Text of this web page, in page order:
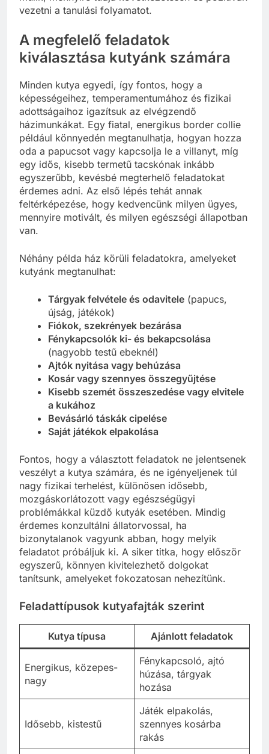
vezetni a tanulási folyamatot.
A megfelelő feladatok
kiválasztása kutyánk számára
Minden kutya egyedi, így fontos, hogy a
képességeihez, temperamentumához és fizikai
adottságaihoz igazítsuk az elvégzendő
házimunkákat. Egy fiatal, energikus border collie
például könnyedén megtanulhatja, hogyan hozza
oda a papucsot vagy kapcsolja le a villanyt, míg
egy idős, kisebb termetű tacskónak inkább
egyszerűbb, kevésbé megterhelő feladatokat
érdemes adni. Az első lépés tehát annak
feltérképezése, hogy kedvencünk milyen ügyes,
mennyire motivált, és milyen egészségi állapotban
van.
Néhány példa ház körüli feladatokra, amelyeket
kutyánk megtanulhat:
Tárgyak felvétele és odavitele (papucs,
újság, játékok)
Fiókok, szekrények bezárása
Fénykapcsolók ki- és bekapcsolása
(nagyobb testű ebeknél)
Ajtók nyitása vagy behúzása
Kosár vagy szennyes összegyűjtése
Kisebb szemét összeszedése vagy elvitele
a kukához
Bevásárló táskák cipelése
Saját játékok elpakolása
Fontos, hogy a választott feladatok ne jelentsenek
veszélyt a kutya számára, és ne igényeljenek túl
nagy fizikai terhelést, különösen idősebb,
mozgáskorlátozott vagy egészségügyi
problémákkal küzdő kutyák esetében. Mindig
érdemes konzultálni állatorvossal, ha
bizonytalanok vagyunk abban, hogy melyik
feladatot próbáljuk ki. A siker titka, hogy először
egyszerű, könnyen kivitelezhető dolgokat
tanítsunk, amelyeket fokozatosan nehezítünk.
Feladattípusok kutyafajták szerint
Kutya típusa Ajánlott feladatok
Energikus, közepes-
nagy
Fénykapcsoló, ajtó
húzása, tárgyak
hozása
Idősebb, kistestű
Játék elpakolás,
szennyes kosárba
rakás